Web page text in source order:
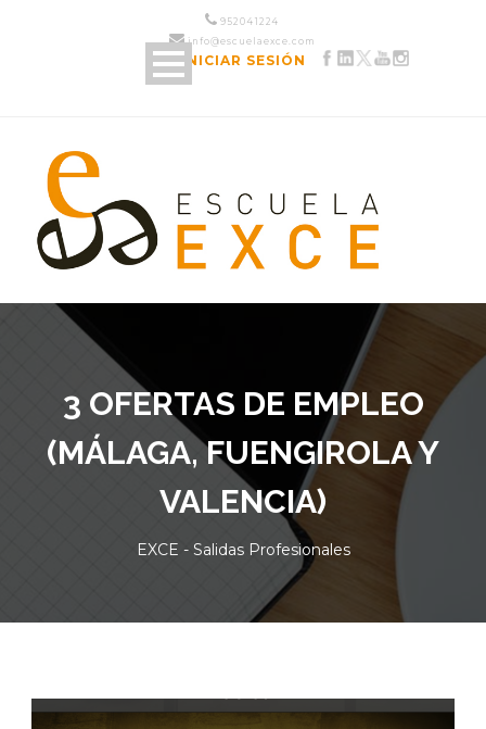
952 04 12 24
info@escuelaexce.com
INICIAR SESIÓN
3 OFERTAS DE EMPLEO
(MÁLAGA, FUENGIROLA Y
VALENCIA)
EXCE - Salidas Profesionales